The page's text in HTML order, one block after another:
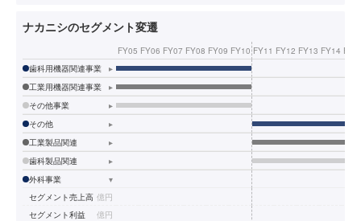
ナカニシのセグメント変遷
FY05 FY06 FY07 FY08 FY09 FY10 FY11 FY12 FY13 FY14
歯科用機器関連事業
▸
工業用機器関連事業
▸
その他事業
▸
その他
▸
工業製品関連
▸
歯科製品関連
▸
外科事業
▾
セグメント売上高 億円
セグメント利益
億円